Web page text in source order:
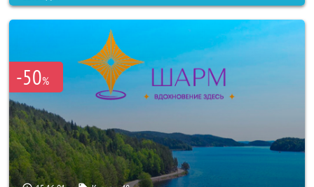
-50%